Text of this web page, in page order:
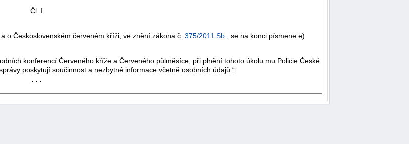
Čl. I
o Československém červeném kříži, ve znění zákona č. 375/2011 Sb.
, se na konci písmene e)
konferencí Červeného kříže a Červeného půlměsíce; při plnění tohoto úkolu mu Policie České
poskytují součinnost a nezbytné informace včetně osobních údajů.“.
. . .